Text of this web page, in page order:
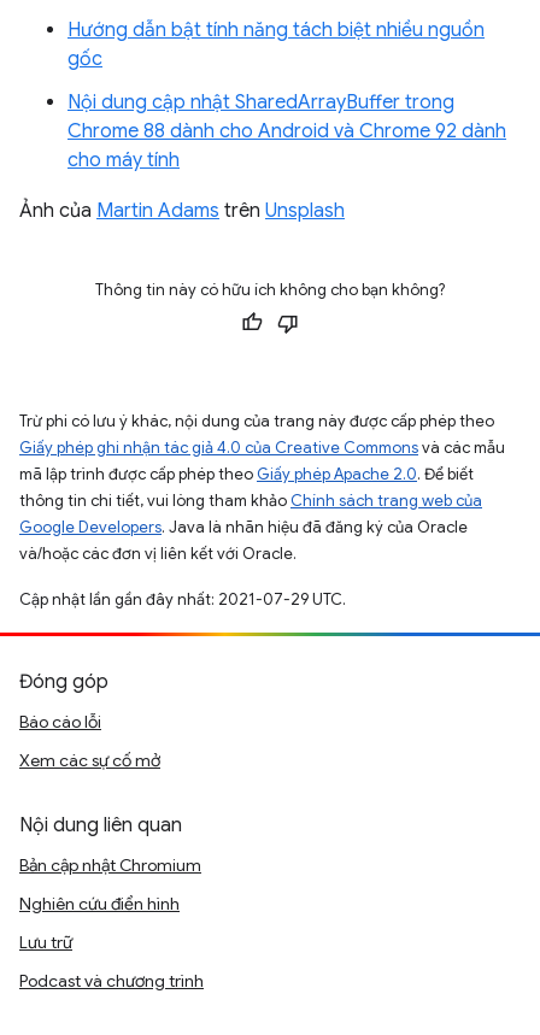
Hướng dẫn bật tính năng tách biệt nhiều nguồn
gốc
Nội dung cập nhật SharedArrayBuffer trong
Chrome 88 dành cho Android và Chrome 92 dành
cho máy tính
Ảnh của Martin Adams trên Unsplash
Thông tin này có hữu ích không cho bạn không?
Trừ phi có lưu ý khác, nội dung của trang này được cấp phép theo
Giấy phép ghi nhận tác giả 4.0 của Creative Commonsvà các mẫu
mã lập trình được cấp phép theo Giấy phép Apache 2.0. Để biết
thông tin chi tiết, vui lòng tham khảo Chính sách trang web của
Google Developers. Java là nhãn hiệu đã đăng ký của Oracle
và/hoặc các đơn vị liên kết với Oracle.
Cập nhật lần gần đây nhất: 2021-07-29 UTC.
Đóng góp
Báo cáo lỗi
Xem các sự cố mở
Nội dung liên quan
Bản cập nhật Chromium
Nghiên cứu điển hình
Lưu trữ
Podcast và chương trình